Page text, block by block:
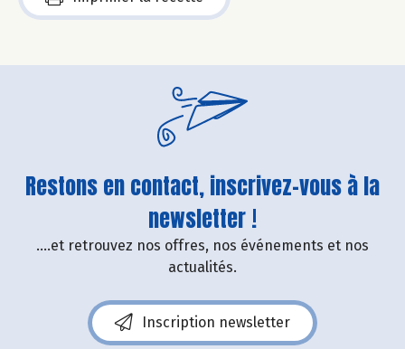
Restons en contact, inscrivez-vous à la
newsletter !
....et retrouvez nos offres, nos événements et nos
actualités.
Inscription newsletter